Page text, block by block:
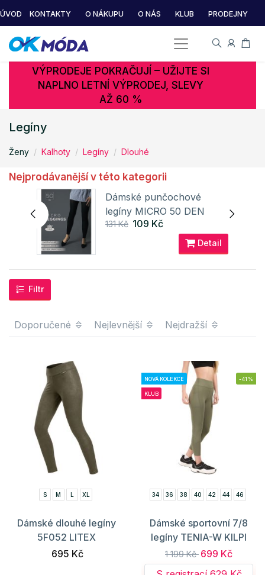
ÚVOD KONTAKTY O NÁKUPU O NÁS KLUB PRODEJNY
VÝPRODEJE POKRAČUJÍ – UŽIJTE SI
NAPLNO LETNÍ VÝPRODEJ, SLEVY
AŽ 60 %
Legíny
Ženy Kalhoty Legíny Dlouhé
Nejprodávanější v této kategorii
Dámské punčochové
legíny MICRO 50 DEN
Lady B
131 Kč 109 Kč
Detail
Filtr
Doporučené Nejlevnější Nejdražší
S M L XL
Dámské dlouhé legíny
5F052 LITEX
695 Kč
NOVÁ KOLEKCE
KLUB
-41%
34 36 38 40 42 44 46
Dámské sportovní 7/8
legíny TENIA-W KILPI
1 199 Kč 699 Kč